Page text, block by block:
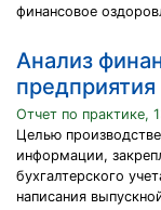
финансовое
Анализ
предприятия
Отчет по практике,
Целью
информации,
бухгалтерского
написания